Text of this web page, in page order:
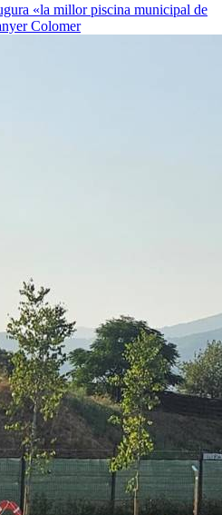
«la millor piscina municipal de
Colomer